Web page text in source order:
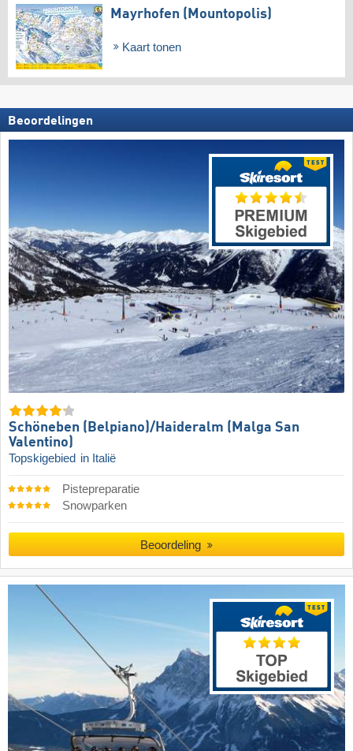
Mayrhofen (Mountopolis)
Kaart tonen
Beoordelingen
Schöneben (Belpiano)/​Haideralm (Malga San
Valentino)
Topskigebied in Italië
Pistepreparatie
Snowparken
Beoordeling